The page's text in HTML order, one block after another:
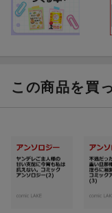
この商品を買